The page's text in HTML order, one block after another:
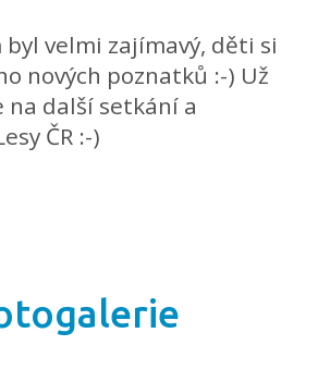
byl velmi zajímavý, děti si
nových poznatků :-) Už
na další setkání a
ČR :-)